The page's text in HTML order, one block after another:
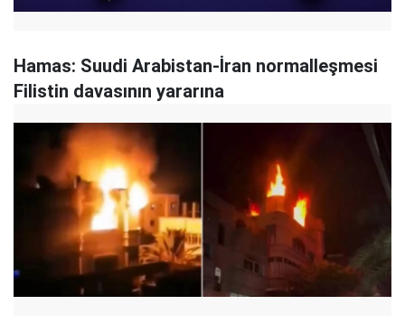
Hamas: Suudi Arabistan-İran normalleşmesi
Filistin davasının yararına